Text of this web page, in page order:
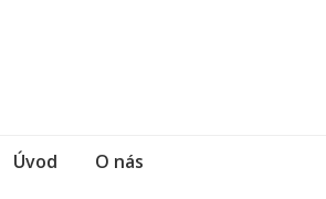
Úvod O nás